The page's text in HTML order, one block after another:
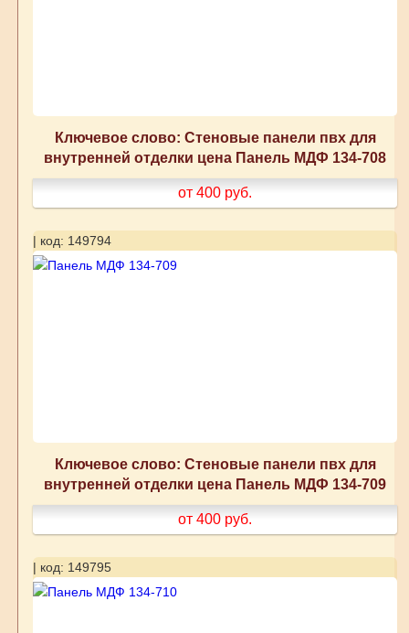
Ключевое слово: Стеновые панели пвх для
внутренней отделки цена Панель МДФ 134-708
от 400 руб.
| код: 149794
Ключевое слово: Стеновые панели пвх для
внутренней отделки цена Панель МДФ 134-709
от 400 руб.
| код: 149795